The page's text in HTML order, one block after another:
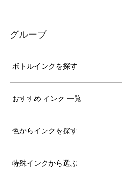
グループ
ボトルインクを探す
おすすめ インク 一覧
色からインクを探す
特殊インクから選ぶ